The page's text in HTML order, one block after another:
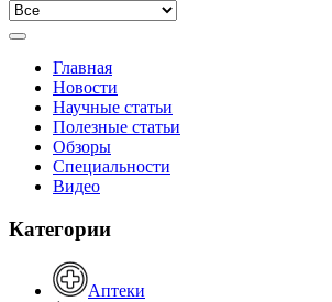
Главная
Новости
Научные статьи
Полезные статьи
Обзоры
Специальности
Видео
Категории
Аптеки